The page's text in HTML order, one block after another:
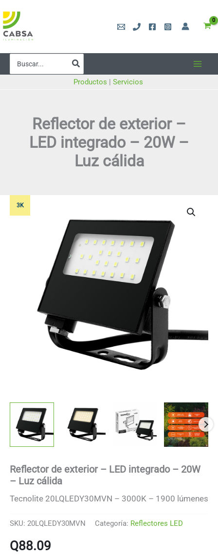
al
contenido
por:
Productos | Servicios
Reflector de exterior –
LED integrado – 20W –
Luz cálida
3K
Reflector de exterior – LED integrado – 20W
– Luz cálida
Tecnolite 20LQLEDY30MVN – 3000K – 1900 lúmenes
SKU: 20LQLEDY30MVN Categoría: Reflectores LED
Q88.09